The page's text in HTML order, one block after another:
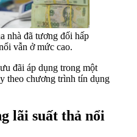
nhà đã tương đối hấp
vẫn ở mức cao.
đãi áp dụng trong một
theo chương trình tín dụng
lãi suất thả nổi